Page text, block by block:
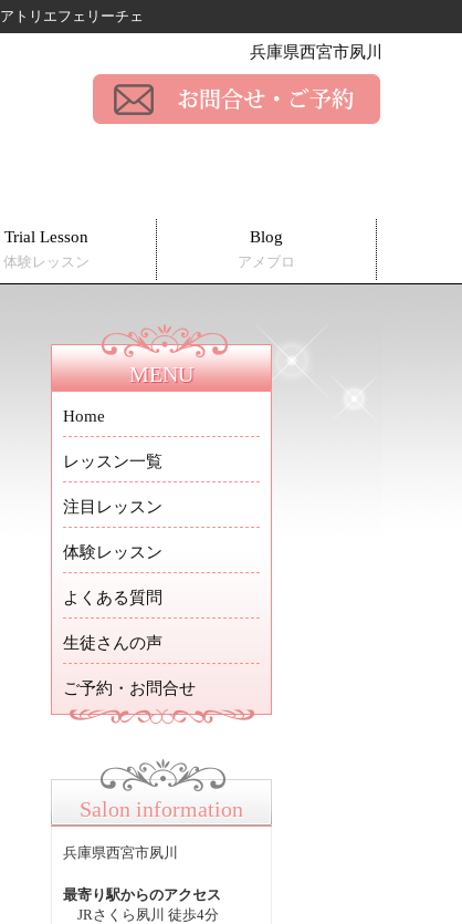
アトリエフェリーチェ
兵庫県西宮市夙川
Trial Lesson
体験レッスン
Blog
アメブロ
MENU
Home
レッスン一覧
注目レッスン
体験レッスン
よくある質問
生徒さんの声
ご予約・お問合せ
Salon information
兵庫県西宮市夙川
最寄り駅からのアクセス
JRさくら夙川 徒歩4分